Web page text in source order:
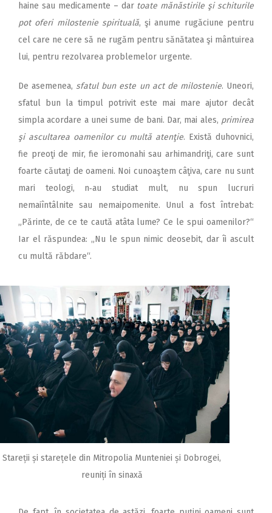
haine sau medicamente – dar toate mănăstirile şi schiturile
pot oferi milostenie spirituală, şi anume rugăciune pentru
cel care ne cere să ne rugăm pentru sănătatea şi mântuirea
lui, pentru rezolvarea problemelor urgente.
De asemenea, sfatul bun este un act de milostenie. Uneori,
sfatul bun la timpul potrivit este mai mare ajutor decât
simpla acordare a unei sume de bani. Dar, mai ales, primirea
şi ascultarea oamenilor cu multă atenţie. Există duhovnici,
fie preoţi de mir, fie ieromonahi sau arhimandriţi, care sunt
foarte căutaţi de oameni. Noi cunoaştem câţiva, care nu sunt
mari teologi, n‑au studiat mult, nu spun lucruri
nemaiîntâlnite sau nemaipomenite. Unul a fost întrebat:
„Părinte, de ce te caută atâta lume? Ce le spui oamenilor?“
Iar el răspundea: „Nu le spun nimic deosebit, dar îi ascult
cu multă răbdare“.
Stareții și starețele din Mitropolia Munteniei și Dobrogei,
reuniți în sinaxă